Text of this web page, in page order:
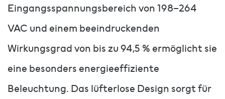
Eingangsspannungsbereich von 198–264
VAC und einem beeindruckenden
Wirkungsgrad von bis zu 94,5 % ermöglicht sie
eine besonders energieeffiziente
Beleuchtung. Das lüfterlose Design sorgt für